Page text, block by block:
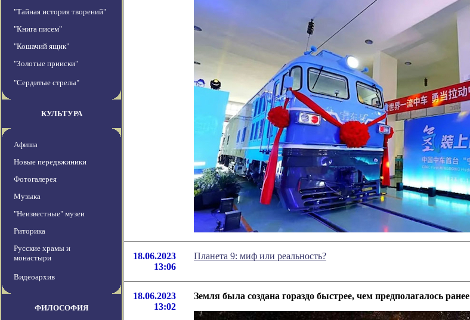
"Тайная история творений"
"Книга писем"
"Кошачий ящик"
"Золотые прииски"
"Сердитые стрелы"
КУЛЬТУРА
Афиша
Новые передвжиники
Фотогалерея
Музыка
"Неизвестные" музеи
Риторика
Русские храмы и
монастыри
Видеоархив
ФИЛОСОФИЯ
18.06.2023
13:06
Планета 9: миф или реальность?
18.06.2023
13:02
Земля была создана гораздо быстрее, чем предполагалось ранее